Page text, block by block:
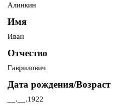
Алинкин
Имя
Иван
Отчество
Гаврилович
Дата рождения/Возраст
__.__.1922